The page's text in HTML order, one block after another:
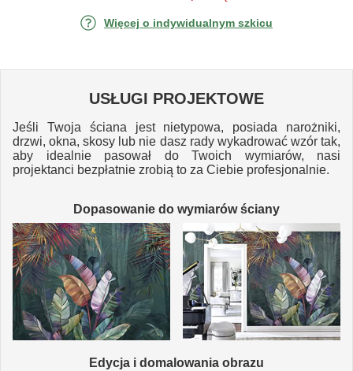
Więcej o indywidualnym szkicu
USŁUGI PROJEKTOWE
Jeśli Twoja ściana jest nietypowa, posiada narożniki,
drzwi, okna, skosy lub nie dasz rady wykadrować wzór tak,
aby idealnie pasował do Twoich wymiarów, nasi
projektanci bezpłatnie zrobią to za Ciebie profesjonalnie.
Dopasowanie do wymiarów ściany
Edycja i domalowania obrazu